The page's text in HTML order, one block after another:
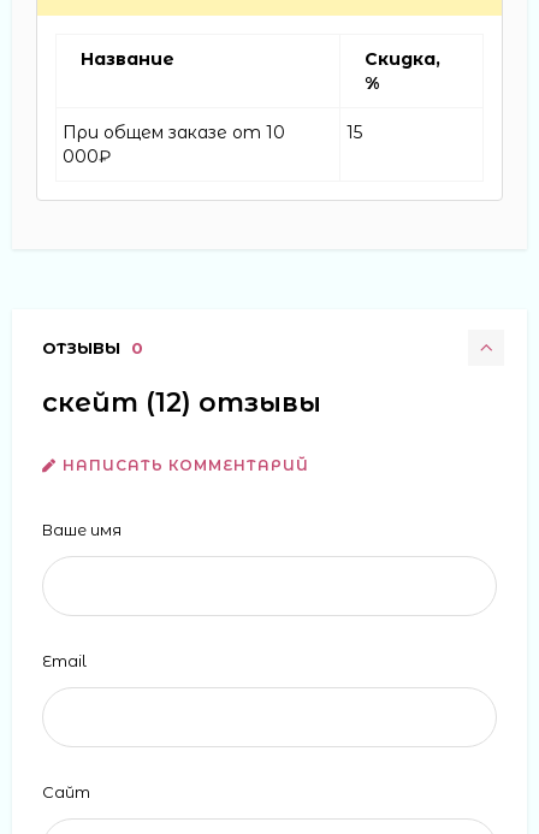
Название
Скидка,
%
При общем заказе от 10
000₽
15
ОТЗЫВЫ 0
скейт (12) отзывы
НАПИСАТЬ КОММЕНТАРИЙ
Ваше имя
Email
Сайт